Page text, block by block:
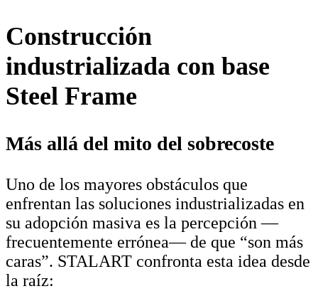
Construcción
industrializada con base
Steel Frame
Más allá del mito del sobrecoste
Uno de los mayores obstáculos que
enfrentan las soluciones industrializadas en
su adopción masiva es la percepción —
frecuentemente errónea— de que “son más
caras”. STALART confronta esta idea desde
la raíz: